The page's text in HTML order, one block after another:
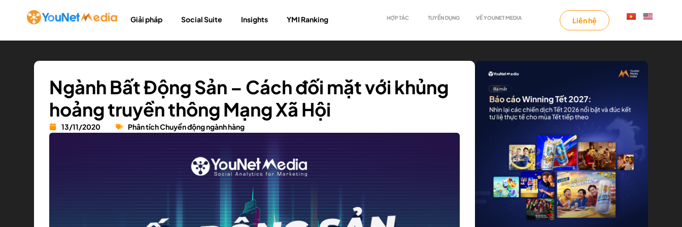
Giải pháp Social Suite Insights YMI Ranking HỢP TÁC TUYỂN DỤNG VỀ YOUNET MEDIA Liên hệ
Ngành Bất Động Sản – Cách đối mặt với khủng
hoảng truyền thông Mạng Xã Hội
13/11/2020 Phân tích Chuyển động ngành hàng